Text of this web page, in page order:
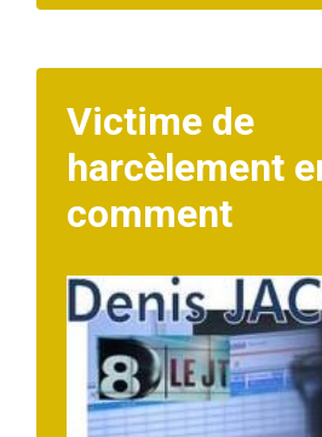
Victime de
harcèlement
comment